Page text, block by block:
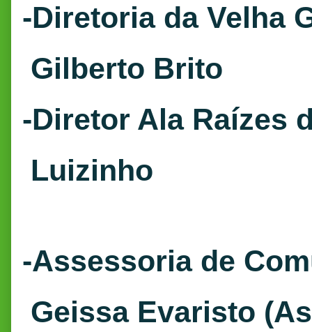
-Diretoria da Velha
Gilberto Brito
-Diretor Ala Raízes
Luizinho
-Assessoria de
Geissa Evaristo